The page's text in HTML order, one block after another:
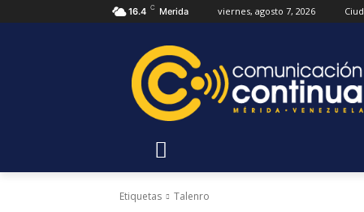
16.4 C Merida viernes, agosto 7, 2026
Etiquetas Talenro